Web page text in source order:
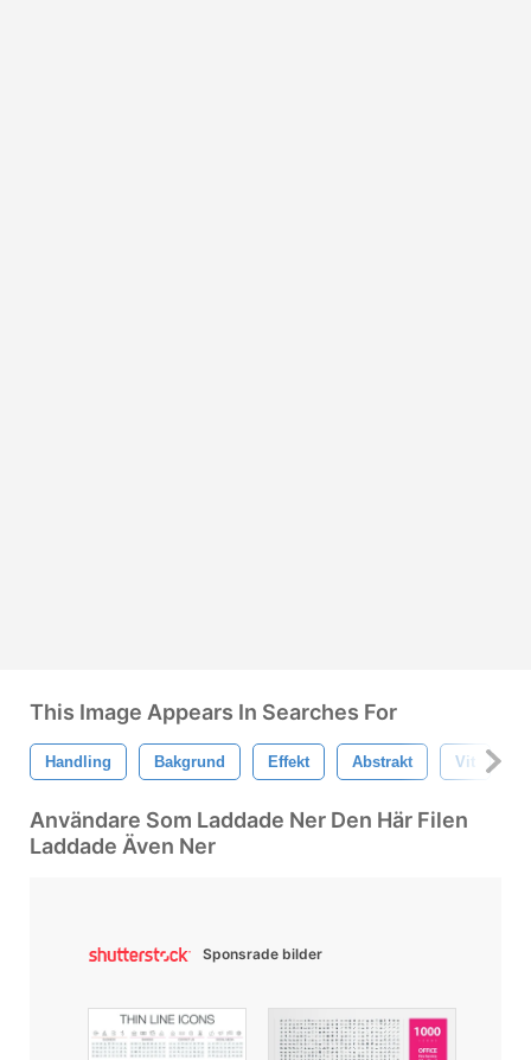
This Image Appears In Searches For
Handling Bakgrund Effekt Abstrakt Vit
Användare Som Laddade Ner Den Här Filen
Laddade Även Ner
Sponsrade bilder